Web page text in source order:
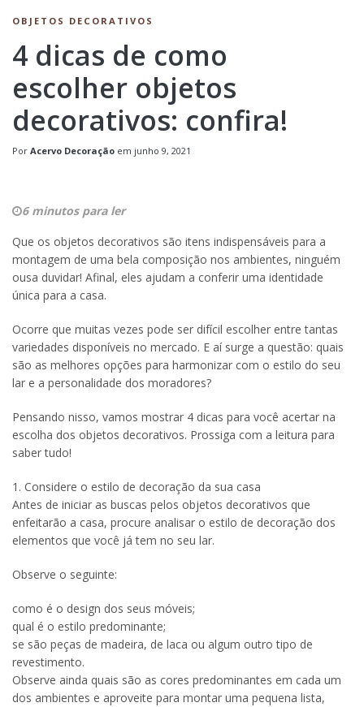
OBJETOS DECORATIVOS
4 dicas de como
escolher objetos
decorativos: confira!
Por Acervo Decoração em junho 9, 2021
6 minutos para ler
Que os objetos decorativos são itens indispensáveis para a
montagem de uma bela composição nos ambientes, ninguém
ousa duvidar! Afinal, eles ajudam a conferir uma identidade
única para a casa.
Ocorre que muitas vezes pode ser difícil escolher entre tantas
variedades disponíveis no mercado. E aí surge a questão: quais
são as melhores opções para harmonizar com o estilo do seu
lar e a personalidade dos moradores?
Pensando nisso, vamos mostrar 4 dicas para você acertar na
escolha dos objetos decorativos. Prossiga com a leitura para
saber tudo!
1. Considere o estilo de decoração da sua casa
Antes de iniciar as buscas pelos objetos decorativos que
enfeitarão a casa, procure analisar o estilo de decoração dos
elementos que você já tem no seu lar.
Observe o seguinte:
como é o design dos seus móveis;
qual é o estilo predominante;
se são peças de madeira, de laca ou algum outro tipo de
revestimento.
Observe ainda quais são as cores predominantes em cada um
dos ambientes e aproveite para montar uma pequena lista,